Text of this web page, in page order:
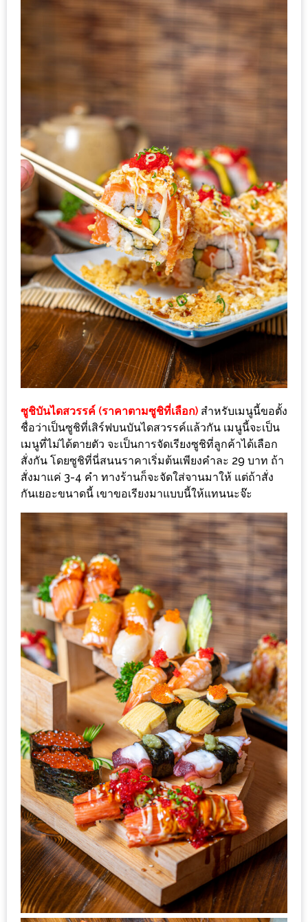
งาน
ช้อป
เที่ยว
พร้อม
โปร
ชั่น
สำหรับ
คน
รัก
บ้าน
มากมาย
MAPS
MY
ACCOUNT
FACEBOOK
TIMELINE
POLICY
OKTOBERFEST
ครั้ง
ที่
เทศกาล
เบียร์
ที่
ใหญ่
ที่สุด
ใน
โลก
กับ
โรง
แรม
ฮอ
ลิ
เดย์
อินน์
เชียงใหม่
PANDA
TIME
:
ซูชิบันไดสวรรค์ (ราคาตามซูชิที่เลือก) สำหรับเมนูนี้ขอตั้ง
ชื่อว่าเป็นซูชิที่เสิร์ฟบนบันไดสวรรค์แล้วกัน เมนูนี้จะเป็น
เมนูที่ไม่ได้ตายตัว จะเป็นการจัดเรียงซูชิที่ลูกค้าได้เลือก
สั่งกัน โดยซูชิที่นี่สนนราคาเริ่มต้นเพียงคำละ 29 บาท ถ้า
สั่งมาแค่ 3-4 คำ ทางร้านก็จะจัดใส่จานมาให้ แต่ถ้าสั่ง
กันเยอะขนาดนี้ เขาขอเรียงมาแบบนี้ให้แทนนะจ๊ะ